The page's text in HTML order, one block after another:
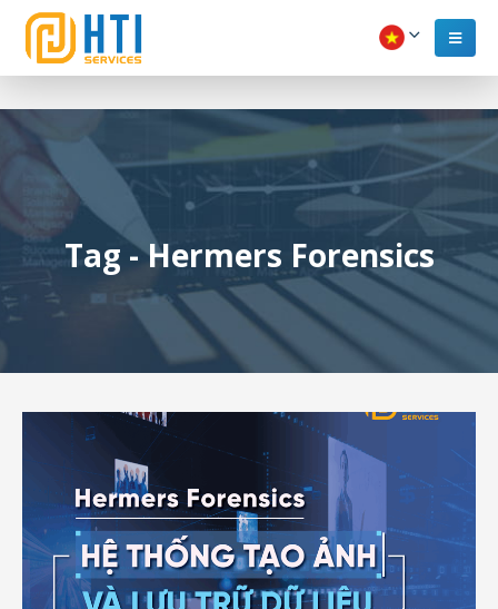
Tag - Hermers Forensics